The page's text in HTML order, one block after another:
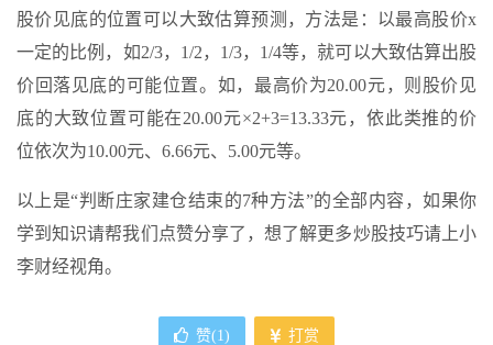
股价见底的位置可以大致估算预测，方法是：以最高股价x
一定的比例，如2/3，1/2，1/3，1/4等，就可以大致估算出股
价回落见底的可能位置。如，最高价为20.00元，则股价见
底的大致位置可能在20.00元×2+3=13.33元，依此类推的价
位依次为10.00元、6.66元、5.00元等。
以上是“判断庄家建仓结束的7种方法”的全部内容，如果你
学到知识请帮我们点赞分享了，想了解更多炒股技巧请上小
李财经视角。
赞(1) 打赏